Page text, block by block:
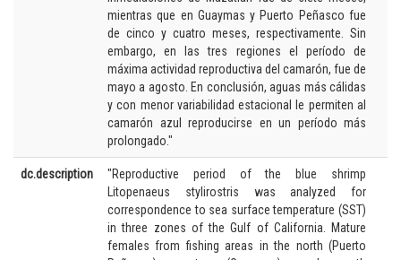
mientras que en Guaymas y Puerto Peñasco fue
de cinco y cuatro meses, respectivamente. Sin
embargo, en las tres regiones el período de
máxima actividad reproductiva del camarón, fue de
mayo a agosto. En conclusión, aguas más cálidas
y con menor variabilidad estacional le permiten al
camarón azul reproducirse en un período más
prolongado."
dc.description
"Reproductive period of the blue shrimp
Litopenaeus stylirostris was analyzed for
correspondence to sea surface temperature (SST)
in three zones of the Gulf of California. Mature
females from fishing areas in the north (Puerto